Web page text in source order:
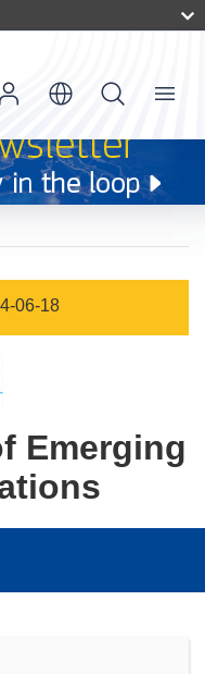
Menu
06-18
Emerging